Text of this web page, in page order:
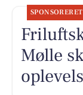
SPONSORERET
Mølle